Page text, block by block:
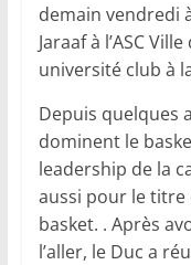
demain vendredi
Jaraaf à l’ASC
université club à
Depuis quelques
dominent le
leadership de la
aussi pour le titre
basket. . Après
l’aller, le Duc a